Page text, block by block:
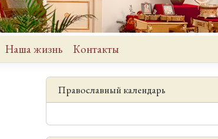
Наша жизнь Контакты
Православный календарь